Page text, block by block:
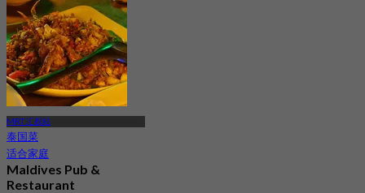
MRT 汇权站
泰国菜
适合家庭
Maldives Pub &
Restaurant